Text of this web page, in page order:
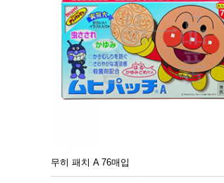
무히 패치 A 76매입